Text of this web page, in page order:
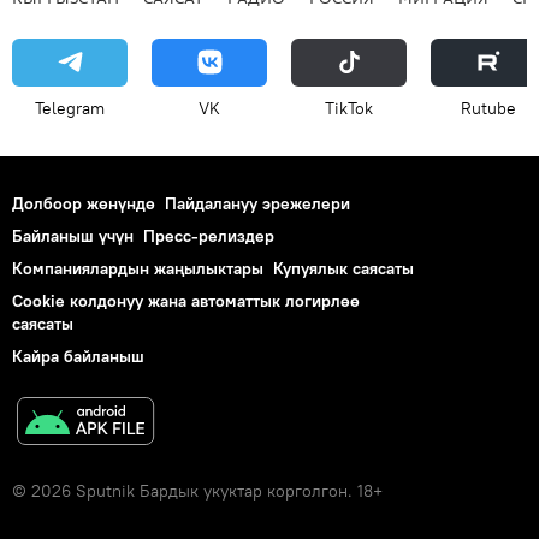
Telegram VK ТikТоk Rutube
Долбоор жөнүндө Пайдалануу эрежелери
Байланыш үчүн Пресс-релиздер
Компаниялардын жаңылыктары Купуялык саясаты
Cookie колдонуу жана автоматтык логирлөө
саясаты
Кайра байланыш
© 2026 Sputnik Бардык укуктар корголгон. 18+